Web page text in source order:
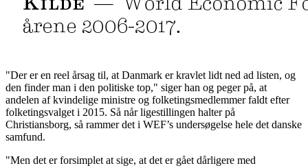
"Der er en reel årsag til, at Danmark er kravlet lidt ned ad listen, og
den finder man i den politiske top," siger han og peger på, at
andelen af kvindelige ministre og folketingsmedlemmer faldt efter
folketingsvalget i 2015. Så når ligestillingen halter på
Christiansborg, så rammer det i WEF’s undersøgelse hele det danske
samfund.
"Men det er forsimplet at sige, at det er gået dårligere med